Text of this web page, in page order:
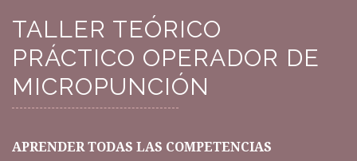
TALLER TEÓRICO
PRÁCTICO OPERADOR DE
MICROPUNCIÓN
APRENDER TODAS LAS COMPETENCIAS